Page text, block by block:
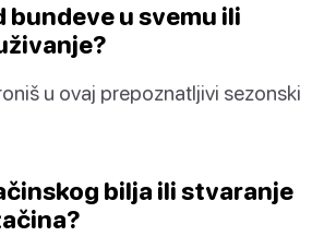
bundeve u svemu ili
u ovaj prepoznatljivi sezonski
bilja ili stvaranje